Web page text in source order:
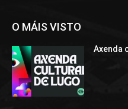
O MÁIS VISTO
Axenda